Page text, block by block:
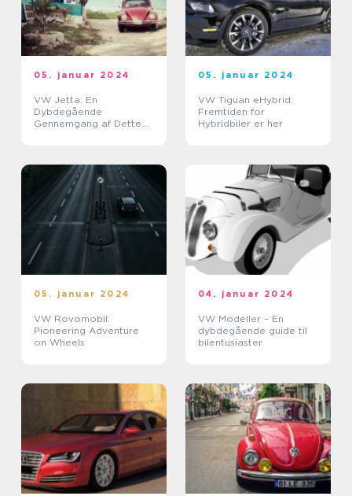
05. januar 2024
VW Jetta: En
Dybdegående
Gennemgang af Dette
05. januar 2024
VW Tiguan eHybrid:
Fremtiden for
Hybridbiler er her
05. januar 2024
VW Rovomobil:
Pioneering Adventure
on Wheels
04. januar 2024
VW Modeller – En
dybdegående guide til
bilentusiaster